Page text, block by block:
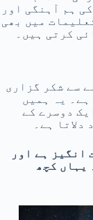
ہم آہنگی اور
میں بھی
کرتی ہیں۔
سے شکر گزاری
یہ ہمیں
دوسرے کے
ہے۔
انگیز ہے اور
یہاں کچھ